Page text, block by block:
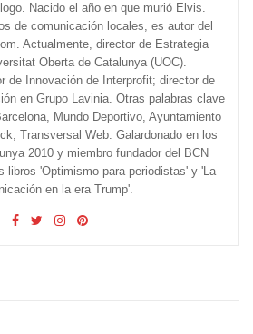
Nacido el año en que murió Elvis.
de comunicación locales, es autor del
Actualmente, director de Estrategia
Oberta de Catalunya (UOC).
de Innovación de Interprofit; director de
en Grupo Lavinia. Otras palabras clave
Mundo Deportivo, Ayuntamiento
Transversal Web. Galardonado en los
2010 y miembro fundador del BCN
libros 'Optimismo para periodistas' y 'La
en la era Trump'.